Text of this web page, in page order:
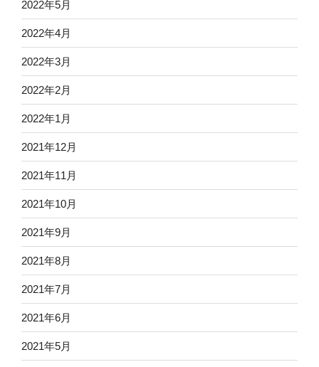
2022年5月
2022年4月
2022年3月
2022年2月
2022年1月
2021年12月
2021年11月
2021年10月
2021年9月
2021年8月
2021年7月
2021年6月
2021年5月